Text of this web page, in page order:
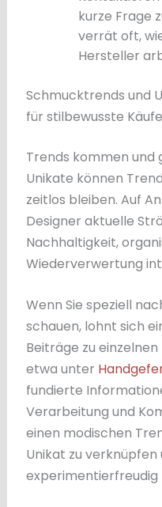
kurze Frage
verrät oft,
Hersteller
Schmucktrends und
für stilbewusste
Trends kommen
Unikate können
zeitlos bleiben. Auf
Designer aktuelle
Nachhaltigkeit,
Wiederverwertung
Wenn Sie speziell
schauen, lohnt sich
Beiträge zu
etwa unter
fundierte
Verarbeitung und
einen modischen
Unikat zu verknüpfen
experimentierfreudig